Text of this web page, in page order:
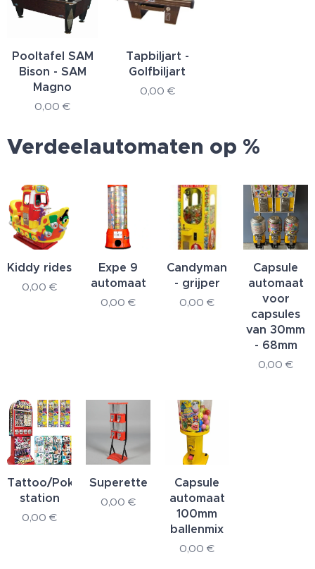
Pooltafel SAM
Bison - SAM
Magno
0,00 €
Tapbiljart -
Golfbiljart
0,00 €
Verdeelautomaten op %
Kiddy rides
0,00 €
Expe 9
automaat
0,00 €
Candyman
- grijper
0,00 €
Capsule
automaat
voor
capsules
van 30mm
- 68mm
0,00 €
Tattoo/Pokemon
station
0,00 €
Superette
0,00 €
Capsule
automaat
100mm
ballenmix
0,00 €